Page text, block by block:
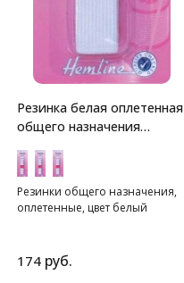
Резинка белая оплетенная
общего назначения
Резинки общего назначения,
оплетенные, цвет белый
174 руб.